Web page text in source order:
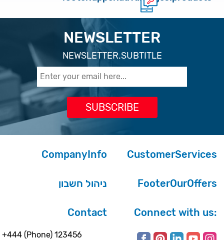
NEWSLETTER
NEWSLETTER.SUBTITLE
CompanyInfo CustomerServices
ניהול חשבון FooterOurOffers
Contact
+444 (Phone) 123456
Connect with us: